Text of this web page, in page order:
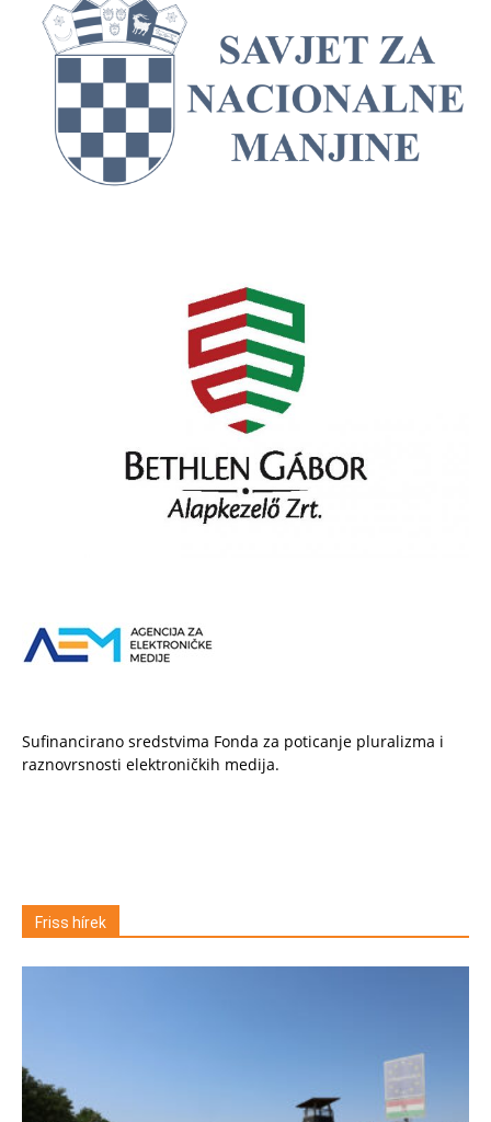
Sufinancirano sredstvima Fonda za poticanje pluralizma i
raznovrsnosti elektroničkih medija.
Friss hírek